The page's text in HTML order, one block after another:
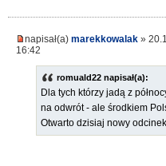
napisał(a) marekkowalak »
16:42
romuald22 napisał(a):
Dla tych którzy jadą z
na odwrót - ale środkiem
Otwarto dzisiaj nowy